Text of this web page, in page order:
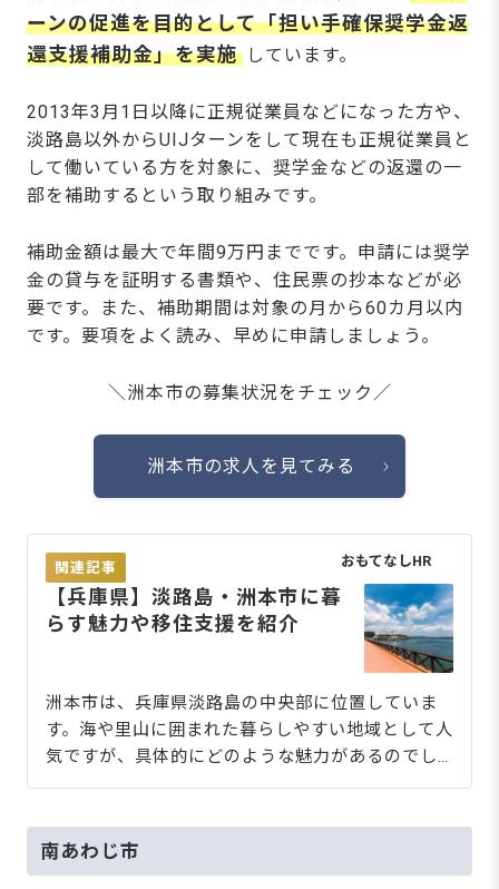
ーンの促進を目的として「担い手確保奨学金返
還支援補助金」を実施 しています。
2013年3月1日以降に正規従業員などになった方や、
淡路島以外からUIJターンをして現在も正規従業員と
して働いている方を対象に、奨学金などの返還の一
部を補助するという取り組みです。
補助金額は最大で年間9万円までです。申請には奨学
金の貸与を証明する書類や、住民票の抄本などが必
要です。また、補助期間は対象の月から60カ月以内
です。要項をよく読み、早めに申請しましょう。
＼洲本市の募集状況をチェック／
洲本市の求人を見てみる
関連記事 おもてなしHR
【兵庫県】淡路島・洲本市に暮
らす魅力や移住支援を紹介
洲本市は、兵庫県淡路島の中央部に位置していま
す。海や里山に囲まれた暮らしやすい地域として人
気ですが、具体的にどのような魅力があるのでし
ょうか。
南あわじ市